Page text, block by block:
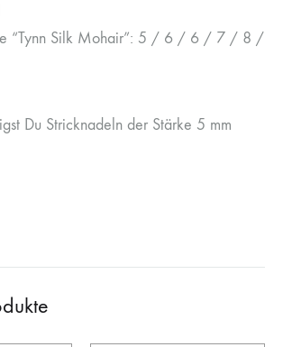
“Tynn Silk Mohair”: 5 / 6 / 6 / 7 / 8 /
Du Stricknadeln der Stärke 5 mm